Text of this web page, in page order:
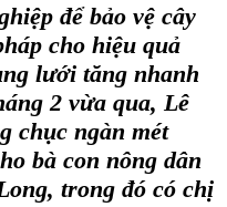
để bảo vệ cây
cho hiệu quả
lưới tăng nhanh
2 vừa qua, Lê
chục ngàn mét
bà con nông dân
trong đó có chị